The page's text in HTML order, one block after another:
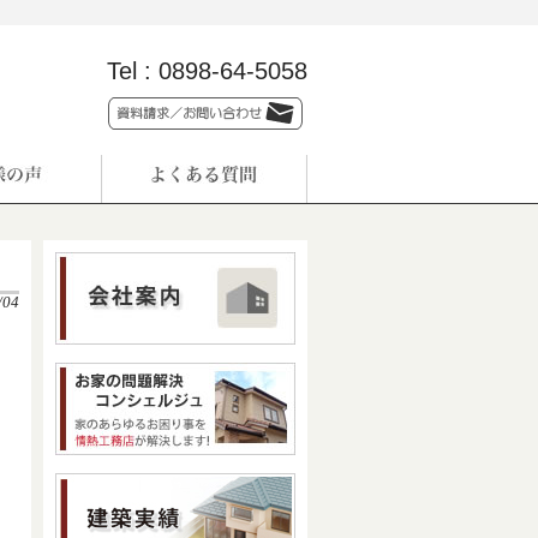
Tel : 0898-64-5058